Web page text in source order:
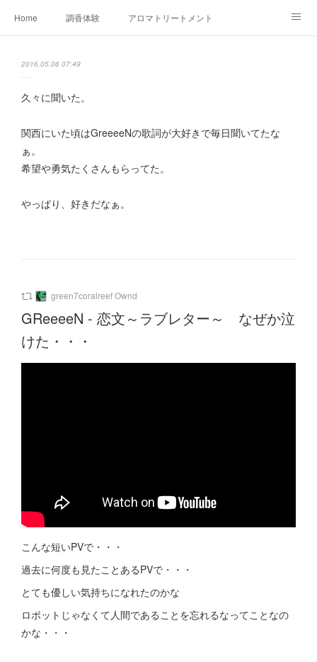
Home 調香体験 アロマトリートメントMenu
2016.05.06 07:49
久々に聞いた。
関西にいた頃はGreeeeNの歌詞が大好きで毎日聞いてたな
ぁ。
希望や勇気たくさんもらってた。
やっぱり、好きだなぁ。
green7coralreef Ownd
GReeeeN - 恋文～ラブレター～ なぜか泣
けた・・・
こんな短いPVで・・・
過去に何度も見たことあるPVで・・・
とても優しい気持ちになれたのかな
ロボットじゃなくて人間であることを忘れるなってことなの
かな・・・